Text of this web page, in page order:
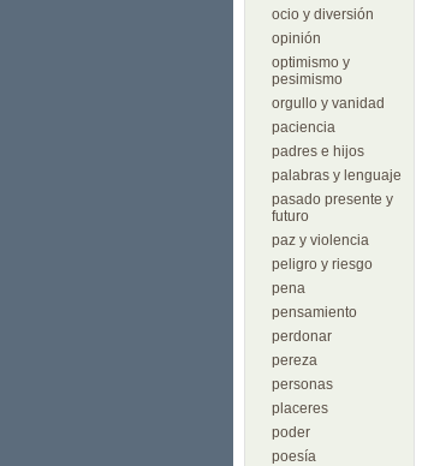
ocio y diversión
opinión
optimismo y
pesimismo
orgullo y vanidad
paciencia
padres e hijos
palabras y lenguaje
pasado presente y
futuro
paz y violencia
peligro y riesgo
pena
pensamiento
perdonar
pereza
personas
placeres
poder
poesía